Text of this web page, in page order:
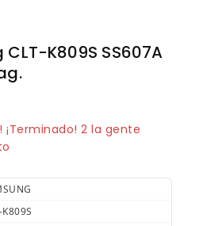
K809S SS607A
en los últimos 17 horas
¡Terminado! 2 la gente